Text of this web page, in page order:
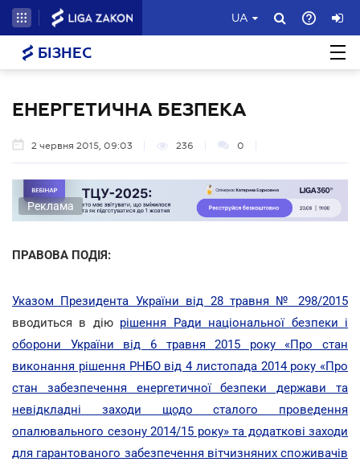
UA
БІЗНЕС
ЕНЕРГЕТИЧНА БЕЗПЕКА
2 червня 2015, 09:03 236 0
Реклама
ПРАВОВА ПОДІЯ:
Указом Президента України від 28 травня № 298/2015
вводиться в дію рішення Ради національної безпеки і
оборони України від 6 травня 2015 року «Про стан
виконання рішення РНБО від 4 листопада 2014 року «Про
стан забезпечення енергетичної безпеки держави та
невідкладні заходи щодо сталого проведення
опалювального сезону 2014/15 року» та додаткові заходи
для гарантованого забезпечення вітчизняних споживачів